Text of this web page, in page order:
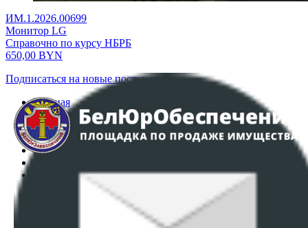
ИМ.1.2026.00699
Монитор LG
Справочно по курсу НБРБ
650,00 BYN
Подписаться на новые поступления
Главная
Аукционы
Интернет-магазин
Регламент организации и проведения торгов
Политика в отношении обработки персональных
ПОЛОЖЕНИЕ О ПОЛИТИКЕ ОБРАБОТКИ COOKIE-